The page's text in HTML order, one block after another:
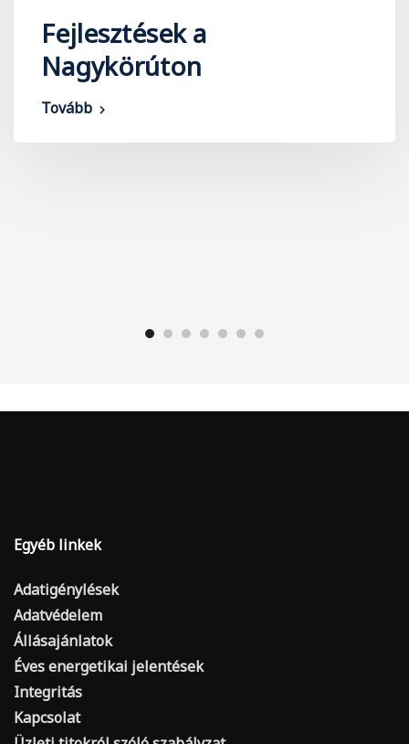
Fejlesztések a
Nagykörúton
Tovább
Egyéb linkek
Adatigénylések
Adatvédelem
Állásajánlatok
Éves energetikai jelentések
Integritás
Kapcsolat